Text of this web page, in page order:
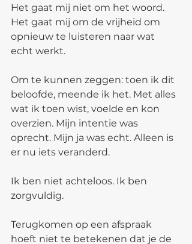
Het gaat mij niet om het woord.
Het gaat mij om de vrijheid om
opnieuw te luisteren naar wat
echt werkt.
Om te kunnen zeggen: toen ik dit
beloofde, meende ik het. Met alles
wat ik toen wist, voelde en kon
overzien. Mijn intentie was
oprecht. Mijn ja was echt. Alleen is
er nu iets veranderd.
Ik ben niet achteloos. Ik ben
zorgvuldig.
Terugkomen op een afspraak
hoeft niet te betekenen dat je de